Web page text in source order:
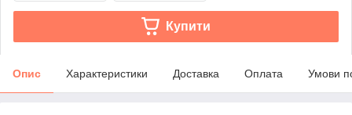
Купити
Опис Характеристики Доставка Оплата Умови